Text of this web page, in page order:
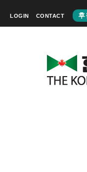
LOGIN CONTACT 후